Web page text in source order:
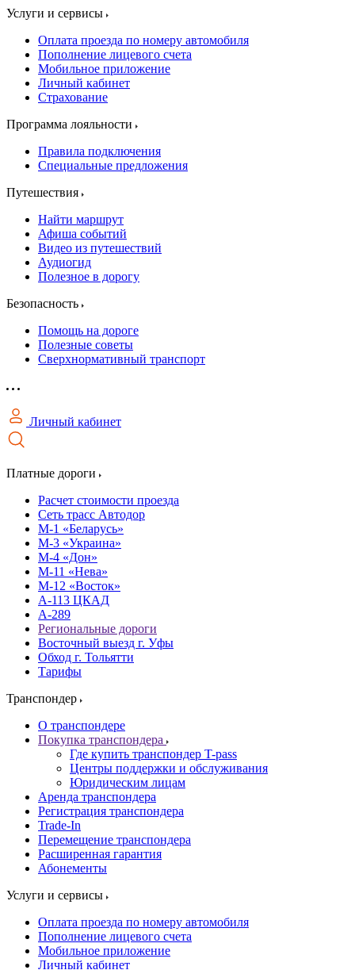
Услуги и сервисы
Оплата проезда по номеру автомобиля
Пополнение лицевого счета
Мобильное приложение
Личный кабинет
Страхование
Программа лояльности
Правила подключения
Специальные предложения
Путешествия
Найти маршрут
Афиша событий
Видео из путешествий
Аудиогид
Полезное в дорогу
Безопасность
Помощь на дороге
Полезные советы
Сверхнормативный транспорт
Личный кабинет
Платные дороги
Расчет стоимости проезда
Сеть трасс Автодор
М-1 «Беларусь»
М-3 «Украина»
М-4 «Дон»
М-11 «Нева»
М-12 «Восток»
А-113 ЦКАД
А-289
Региональные дороги
Восточный выезд г. Уфы
Обход г. Тольятти
Тарифы
Транспондер
О транспондере
Покупка транспондера
Где купить транспондер T-pass
Центры поддержки и обслуживания
Юридическим лицам
Аренда транспондера
Регистрация транспондера
Trade-In
Перемещение транспондера
Расширенная гарантия
Абонементы
Услуги и сервисы
Оплата проезда по номеру автомобиля
Пополнение лицевого счета
Мобильное приложение
Личный кабинет